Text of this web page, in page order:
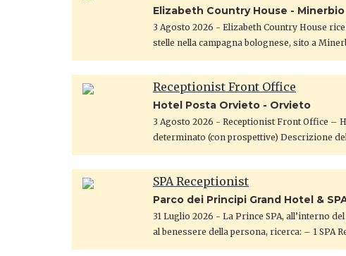
Elizabeth Country House - Minerbio
3 Agosto 2026 - Elizabeth Country House
stelle nella campagna bolognese, sito a
Receptionist Front Office
Hotel Posta Orvieto - Orvieto
3 Agosto 2026 - Receptionist Front Office –
determinato (con prospettive) ​Descrizione
SPA Receptionist
Parco dei Principi Grand Hotel &
31 Luglio 2026 - La Prince SPA, all’interno
al benessere della persona, ricerca: – 1 SPA